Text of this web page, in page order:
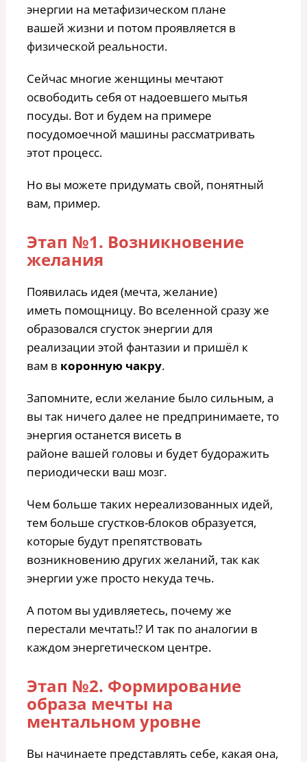
энергии на метафизическом плане
вашей жизни и потом проявляется в
физической реальности.
Сейчас многие женщины мечтают
освободить себя от надоевшего мытья
посуды. Вот и будем на примере
посудомоечной машины рассматривать
этот процесс.
Но вы можете придумать свой, понятный
вам, пример.
Этап №1. Возникновение
желания
Появилась идея (мечта, желание)
иметь помощницу. Во вселенной сразу же
образовался сгусток энергии для
реализации этой фантазии и пришёл к
вам в коронную чакру.
Запомните, если желание было сильным, а
вы так ничего далее не предпринимаете, то
энергия останется висеть в
районе вашей головы и будет будоражить
периодически ваш мозг.
Чем больше таких нереализованных идей,
тем больше сгустков-блоков образуется,
которые будут препятствовать
возникновению других желаний, так как
энергии уже просто некуда течь.
А потом вы удивляетесь, почему же
перестали мечтать!? И так по аналогии в
каждом энергетическом центре.
Этап №2. Формирование
образа мечты на
ментальном уровне
Вы начинаете представлять себе, какая она,